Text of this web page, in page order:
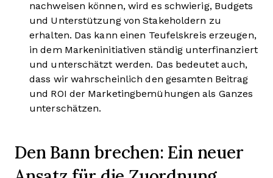
nachweisen können, wird es schwierig, Budgets
und Unterstützung von Stakeholdern zu
erhalten. Das kann einen Teufelskreis erzeugen,
in dem Markeninitiativen ständig unterfinanziert
und unterschätzt werden. Das bedeutet auch,
dass wir wahrscheinlich den gesamten Beitrag
und ROI der Marketingbemühungen als Ganzes
unterschätzen.
Den Bann brechen: Ein neuer